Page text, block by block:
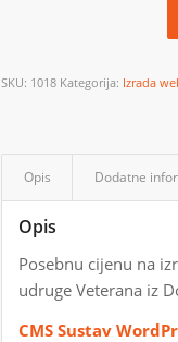
SKU: 1018 Kategorija: Izrada
Opis Dodatne
Opis
Posebnu cijenu na
udruge Veterana iz
CMS Sustav